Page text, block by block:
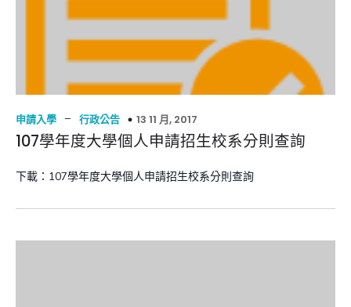
申請入學 – 行政公告 13 11 月, 2017
107學年度大學個人申請招生校系分則查詢
下載：107學年度大學個人申請招生校系分則查詢